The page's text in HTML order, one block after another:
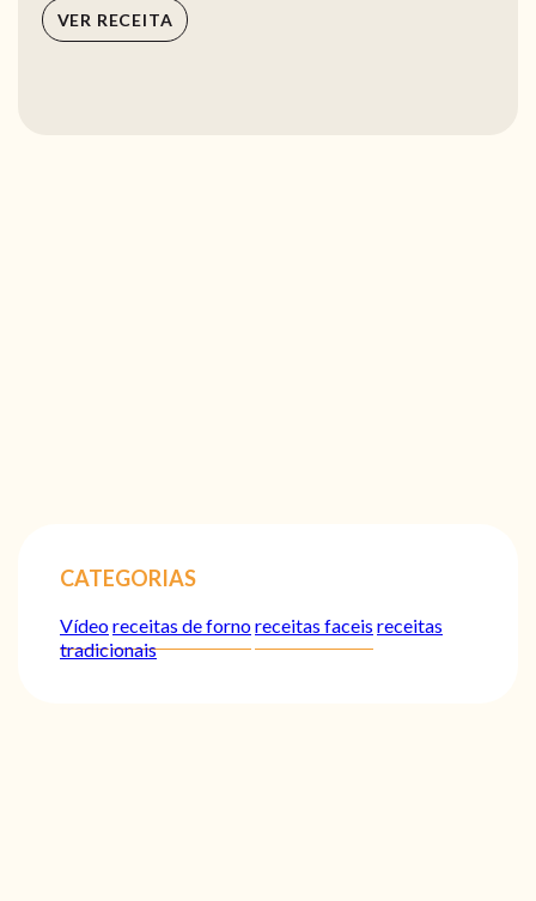
VER RECEITA
CATEGORIAS
Vídeoreceitas de fornoreceitas faceis receitas
tradicionais